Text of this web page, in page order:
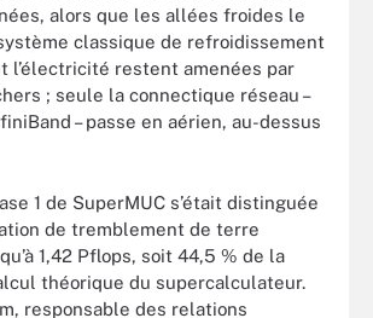
alors que les allées froides le
classique de refroidissement
l’électricité restent amenées par
; seule la connectique réseau –
– passe en aérien, au-dessus
1 de SuperMUC s’était distinguée
de tremblement de terre
1,42 Pflops, soit 44,5 % de la
théorique du supercalculateur.
responsable des relations